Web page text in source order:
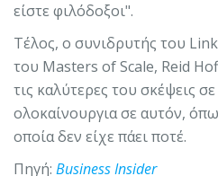
είστε φιλόδοξοι".
Τέλος, ο συνιδρυτής του
του Masters of Scale, Reid
τις καλύτερες του σκέψεις
ολοκαίνουργια σε αυτόν,
οποία δεν είχε πάει ποτέ.
Πηγή: Βusiness Ιnsider